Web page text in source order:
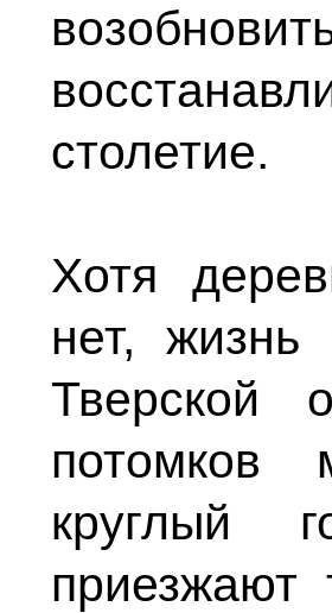
столетие.
Хотя
нет, жизнь
Тверской
потомков
круглый
приезжают